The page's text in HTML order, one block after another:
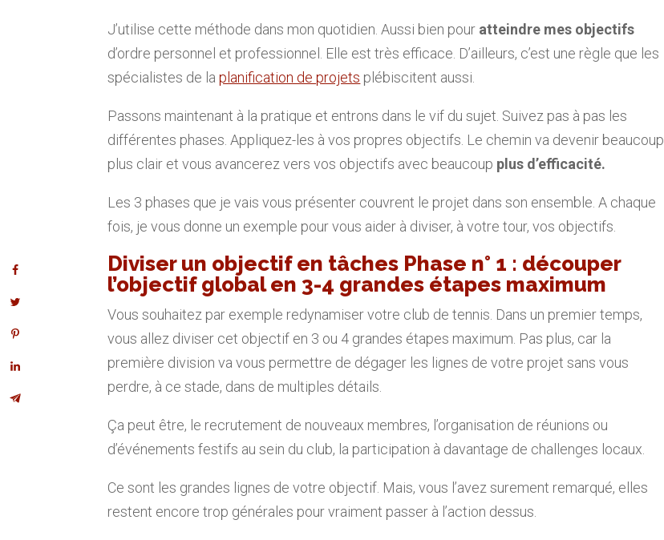
J’utilise cette méthode dans mon quotidien. Aussi bien pour atteindre mes objectifs
d’ordre personnel et professionnel. Elle est très efficace. D’ailleurs, c’est une règle que les
spécialistes de laplanification de projets plébiscitent aussi.
Passons maintenant à la pratique et entrons dans le vif du sujet. Suivez pas à pas les
différentes phases. Appliquez-les à vos propres objectifs. Le chemin va devenir beaucoup
plus clair et vous avancerez vers vos objectifs avec beaucoup plus d’efficacité.
Les 3 phases que je vais vous présenter couvrent le projet dans son ensemble. A chaque
fois, je vous donne un exemple pour vous aider à diviser, à votre tour, vos objectifs.
Diviser un objectif en tâches Phase n° 1 : découper
l’objectif global en 3-4 grandes étapes maximum
Vous souhaitez par exemple redynamiser votre club de tennis. Dans un premier temps,
vous allez diviser cet objectif en 3 ou 4 grandes étapes maximum. Pas plus, car la
première division va vous permettre de dégager les lignes de votre projet sans vous
perdre, à ce stade, dans de multiples détails.
Ça peut être, le recrutement de nouveaux membres, l’organisation de réunions ou
d’événements festifs au sein du club, la participation à davantage de challenges locaux.
Ce sont les grandes lignes de votre objectif. Mais, vous l’avez surement remarqué, elles
restent encore trop générales pour vraiment passer à l’action dessus.